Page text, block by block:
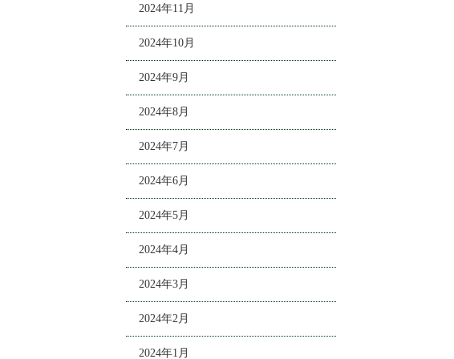
2024年11月
2024年10月
2024年9月
2024年8月
2024年7月
2024年6月
2024年5月
2024年4月
2024年3月
2024年2月
2024年1月